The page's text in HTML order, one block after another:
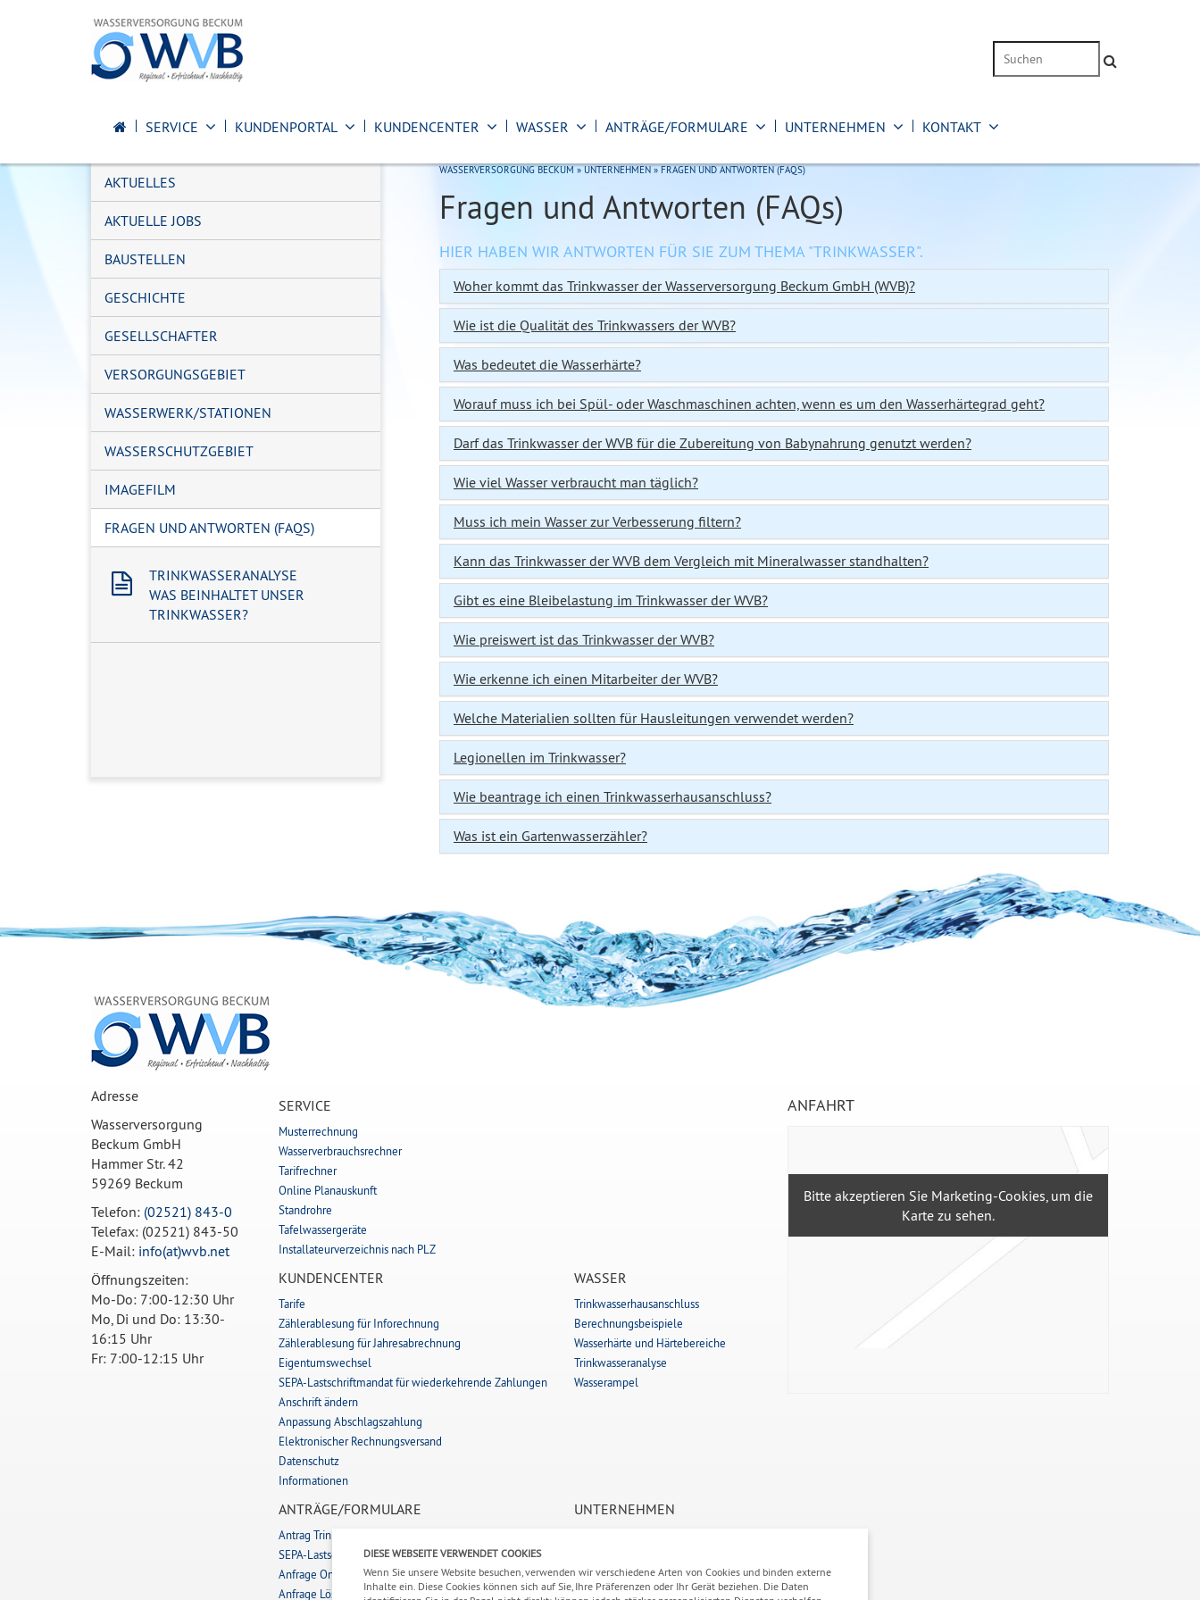
DIESE WEBSEITE VERWENDET COOKIES
Wenn Sie unsere Website besuchen, verwenden wir verschiedene Arten von Cookies und binden externe
Inhalte ein. Diese Cookies können sich auf Sie, Ihre Präferenzen oder Ihr Gerät beziehen. Die Daten
SERVICE KUNDENPORTAL KUNDENCENTER WASSER ANTRÄGE/FORMULARE UNTERNEHMEN KONTAKT
AKTUELLES
AKTUELLE JOBS
BAUSTELLEN
GESCHICHTE
GESELLSCHAFTER
VERSORGUNGSGEBIET
WASSERWERK/STATIONEN
WASSERSCHUTZGEBIET
IMAGEFILM
FRAGEN UND ANTWORTEN (FAQS)
TRINKWASSERANALYSE
WAS BEINHALTET UNSER
TRINKWASSER?
WASSERVERSORGUNG BECKUM»UNTERNEHMEN»FRAGEN UND ANTWORTEN (FAQS)
Fragen und Antworten (FAQs)
HIER HABEN WIR ANTWORTEN FÜR SIE ZUM THEMA "TRINKWASSER".
Woher kommt das Trinkwasser der Wasserversorgung Beckum GmbH (WVB)?
Wie ist die Qualität des Trinkwassers der WVB?
Was bedeutet die Wasserhärte?
Worauf muss ich bei Spül- oder Waschmaschinen achten, wenn es um den Wasserhärtegrad geht?
Darf das Trinkwasser der WVB für die Zubereitung von Babynahrung genutzt werden?
Wie viel Wasser verbraucht man täglich?
Muss ich mein Wasser zur Verbesserung filtern?
Kann das Trinkwasser der WVB dem Vergleich mit Mineralwasser standhalten?
Gibt es eine Bleibelastung im Trinkwasser der WVB?
Wie preiswert ist das Trinkwasser der WVB?
Wie erkenne ich einen Mitarbeiter der WVB?
Welche Materialien sollten für Hausleitungen verwendet werden?
Legionellen im Trinkwasser?
Wie beantrage ich einen Trinkwasserhausanschluss?
Was ist ein Gartenwasserzähler?
Adresse
Wasserversorgung
Beckum GmbH
Hammer Str. 42
59269 Beckum
Telefon: (02521) 843-0
Telefax: (02521) 843-50
E-Mail: info(at)wvb.net
Öffnungszeiten:
Mo-Do: 7:00-12:30 Uhr
Mo, Di und Do: 13:30-
16:15 Uhr
Fr: 7:00-12:15 Uhr
SERVICE
Musterrechnung
Wasserverbrauchsrechner
Tarifrechner
Online Planauskunft
Standrohre
Tafelwassergeräte
Installateurverzeichnis nach PLZ
KUNDENCENTER
Tarife
Zählerablesung für Inforechnung
Zählerablesung für Jahresabrechnung
Eigentumswechsel
SEPA-Lastschriftmandat für wiederkehrende Zahlungen
Anschrift ändern
Anpassung Abschlagszahlung
Elektronischer Rechnungsversand
Datenschutz
Informationen
WASSER
Trinkwasserhausanschluss
Berechnungsbeispiele
Wasserhärte und Härtebereiche
Trinkwasseranalyse
Wasserampel
ANTRÄGE/FORMULARE
Antrag Trinkwasserhausanschluss
SEPA-Lastschriftmandat für wiederkehrende Zahlungen
Anfrage Online Planauskunft
Anfrage Löschwasser
UNTERNEHMEN
Baustellen
Geschichte
ANFAHRT
Bitte akzeptieren Sie Marketing-Cookies, um die
Karte zu sehen.